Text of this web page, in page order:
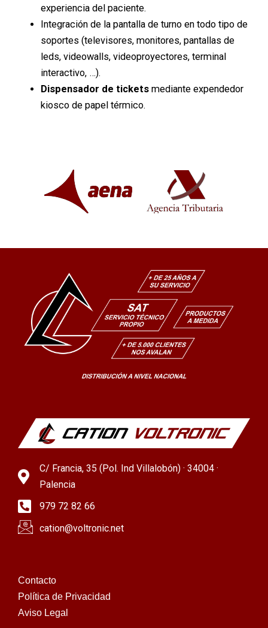
experiencia del paciente.
Integración de la pantalla de turno en todo tipo de
soportes (televisores, monitores, pantallas de
leds, videowalls, videoproyectores, terminal
interactivo, …).
Dispensador de tickets mediante expendedor
kiosco de papel térmico.
C/ Francia, 35 (Pol. Ind Villalobón) · 34004 ·
Palencia
979 72 82 66
cation@voltronic.net
Contacto
Política de Privacidad
Aviso Legal